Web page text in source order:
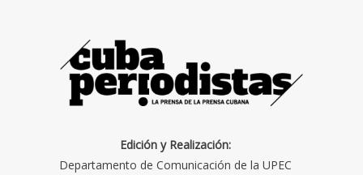
Edición y Realización:
Departamento de Comunicación de la UPEC